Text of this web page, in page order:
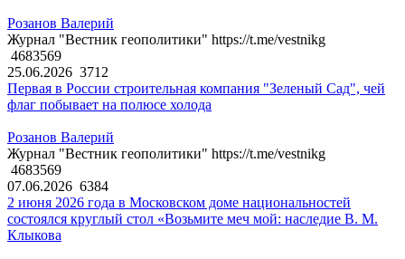
Розанов Валерий
Журнал "Вестник геополитики" https://t.me/vestnikg
4683569
25.06.2026 3712
Первая в России строительная компания "Зеленый Сад", чей
флаг побывает на полюсе холода
Розанов Валерий
Журнал "Вестник геополитики" https://t.me/vestnikg
4683569
07.06.2026 6384
2 июня 2026 года в Московском доме национальностей
состоялся круглый стол «Возьмите меч мой: наследие В. М.
Клыкова